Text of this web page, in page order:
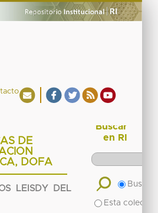
DE
DOFA
LEISDY DEL
Buscar
en RI
Buscar
Esta